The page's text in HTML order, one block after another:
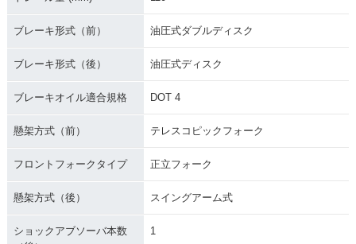
ブレーキ形式（前） 油圧式ダブルディスク
ブレーキ形式（後） 油圧式ディスク
ブレーキオイル適合規格 DOT 4
懸架方式（前） テレスコピックフォーク
フロントフォークタイプ 正立フォーク
懸架方式（後） スイングアーム式
ショックアブソーバ本数
1